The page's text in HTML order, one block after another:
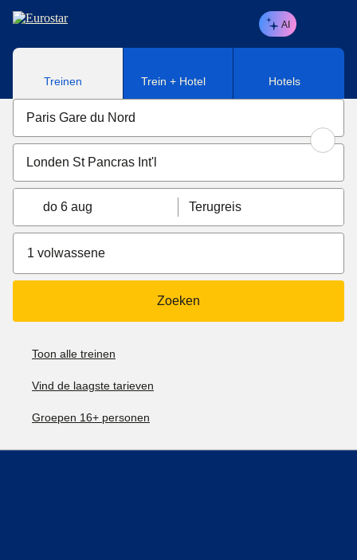
Naar hoofdinhoud
AI
Treinen Trein + Hotel Hotels
do 6 aug Terugreis
1 volwassene
Zoeken
Toon alle treinen
Vind de laagste tarieven
Groepen 16+ personen